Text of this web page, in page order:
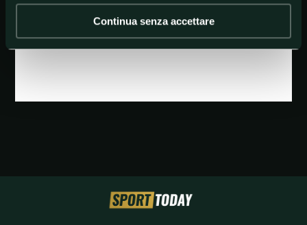
Continua senza accettare